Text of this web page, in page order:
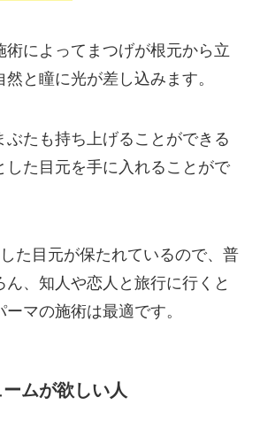
術によってまつげが根元から立
と瞳に光が差し込みます。
ぶたも持ち上げることができる
した目元を手に入れることがで
た目元が保たれているので、普
、知人や恋人と旅行に行くと
マの施術は最適です。
ムが欲しい人